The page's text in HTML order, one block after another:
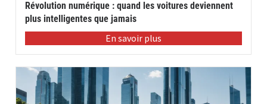
Révolution numérique : quand les voitures deviennent
plus intelligentes que jamais
En savoir plus